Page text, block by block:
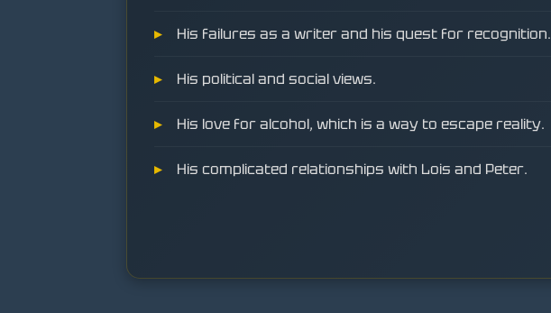
His failures as a writer and his quest for recognition.
His political and social views.
His love for alcohol, which is a way to escape reality.
His complicated relationships with Lois and Peter.